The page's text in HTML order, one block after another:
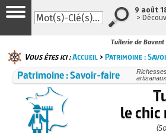
Tuilerie de
Vous êtes ici :Accueil >Patrimoine :
Patrimoine : Savoir-faire
le chic
9 août
>